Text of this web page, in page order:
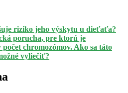
riziko jeho výskytu u dieťaťa?
porucha, pre ktorú je
chromozómov. Ako sa táto
vyliečiť?